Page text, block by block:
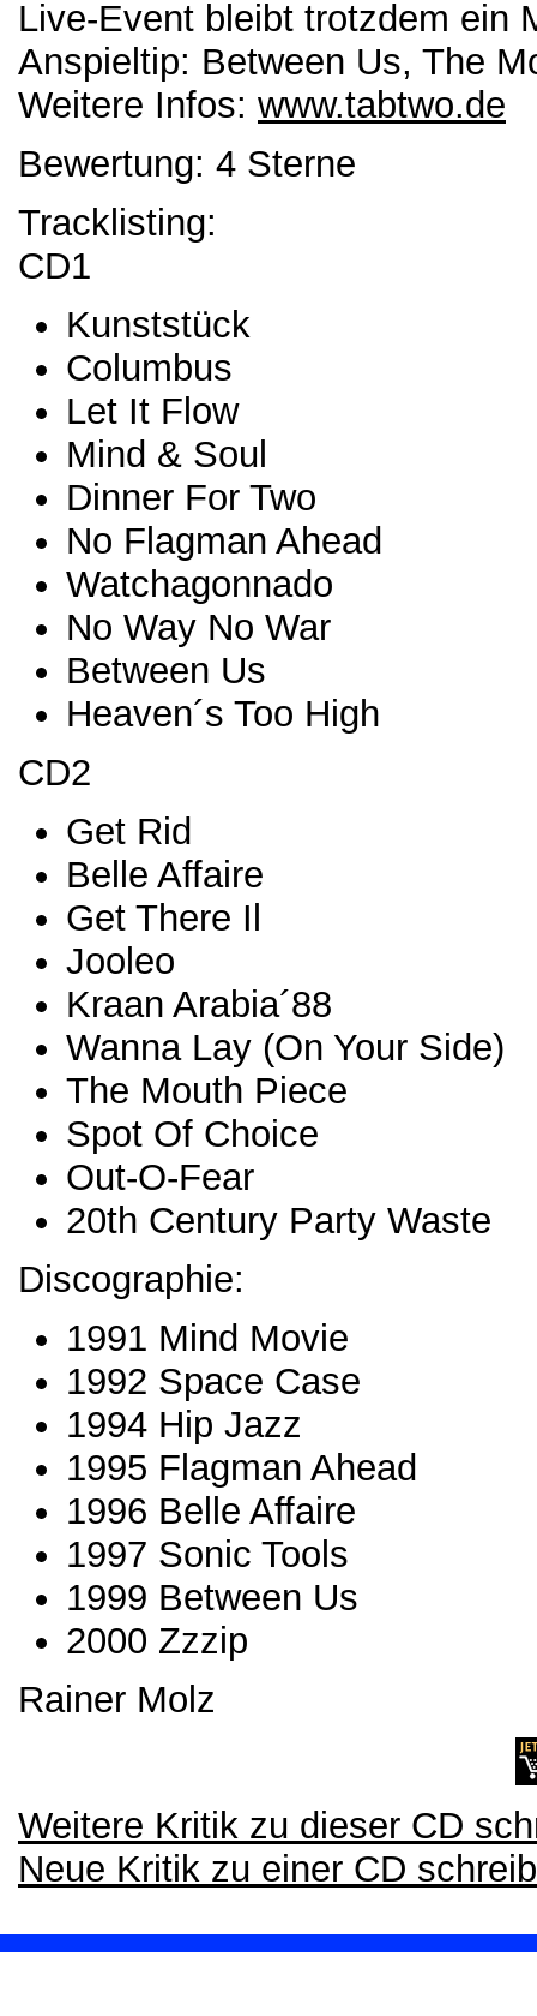
Live-Event bleibt trotzdem ein
Anspieltip: Between Us, The
Weitere Infos: www.tabtwo.de
Bewertung: 4 Sterne
Tracklisting:
CD1
Kunststück
Columbus
Let It Flow
Mind & Soul
Dinner For Two
No Flagman Ahead
Watchagonnado
No Way No War
Between Us
Heaven´s Too High
CD2
Get Rid
Belle Affaire
Get There Il
Jooleo
Kraan Arabia´88
Wanna Lay (On Your Side)
The Mouth Piece
Spot Of Choice
Out-O-Fear
20th Century Party Waste
Discographie:
1991 Mind Movie
1992 Space Case
1994 Hip Jazz
1995 Flagman Ahead
1996 Belle Affaire
1997 Sonic Tools
1999 Between Us
2000 Zzzip
Rainer Molz
Weitere Kritik zu dieser CD
Neue Kritik zu einer CD